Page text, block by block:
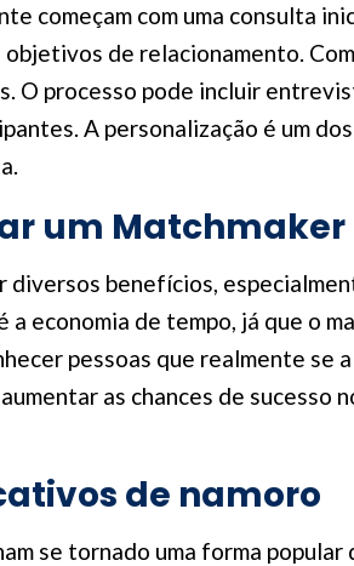
começam com uma consulta
de relacionamento.
O processo pode incluir
A personalização é um
um Matchmaker
diversos benefícios,
a economia de tempo, já que o
pessoas que realmente se
as chances de
de namoro
se tornado uma forma